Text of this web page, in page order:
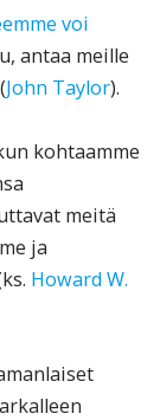
voi
antaa meille
John Taylor).
kohtaamme
meitä
ja
Howard W.